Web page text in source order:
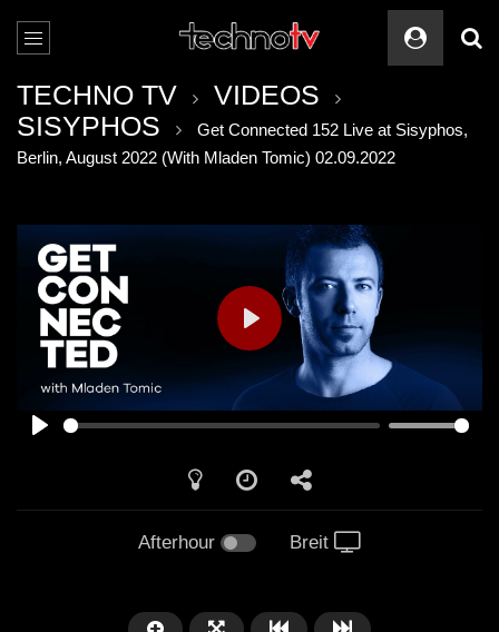
TECHNO TV
VIDEOS
SISYPHOS
Get Connected 152 Live at Sisyphos,
Berlin, August 2022 (With Mladen Tomic) 02.09.2022
PLAY
Afterhour Breit